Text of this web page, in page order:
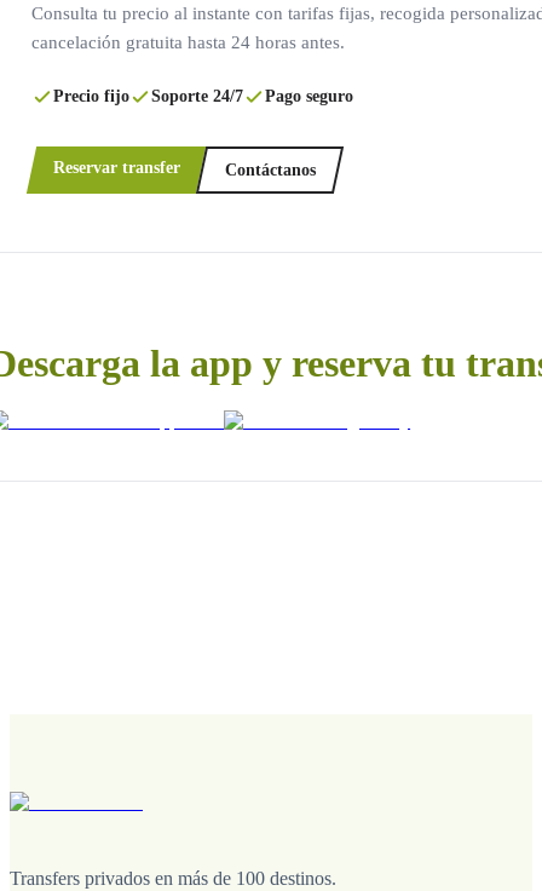
Consulta tu precio al instante con tarifas fijas, recogida
cancelación gratuita hasta 24 horas antes.
Precio fijo Soporte 24/7 Pago seguro
Reservar transfer Contáctanos
la app y reserva tu
Transfers privados en más de 100 destinos.